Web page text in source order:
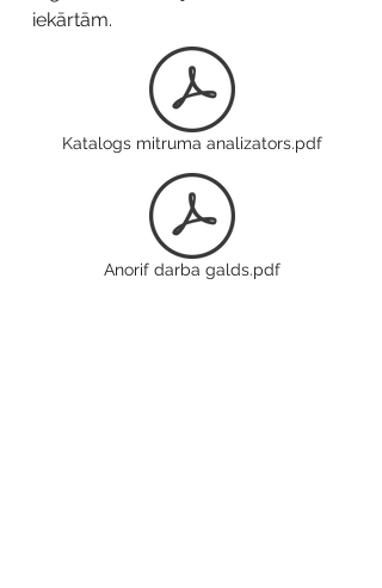
iekārtām.
Katalogs mitruma analizators.pdf
Anorif darba galds.pdf